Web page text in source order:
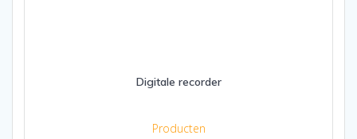
Digitale recorder
Producten